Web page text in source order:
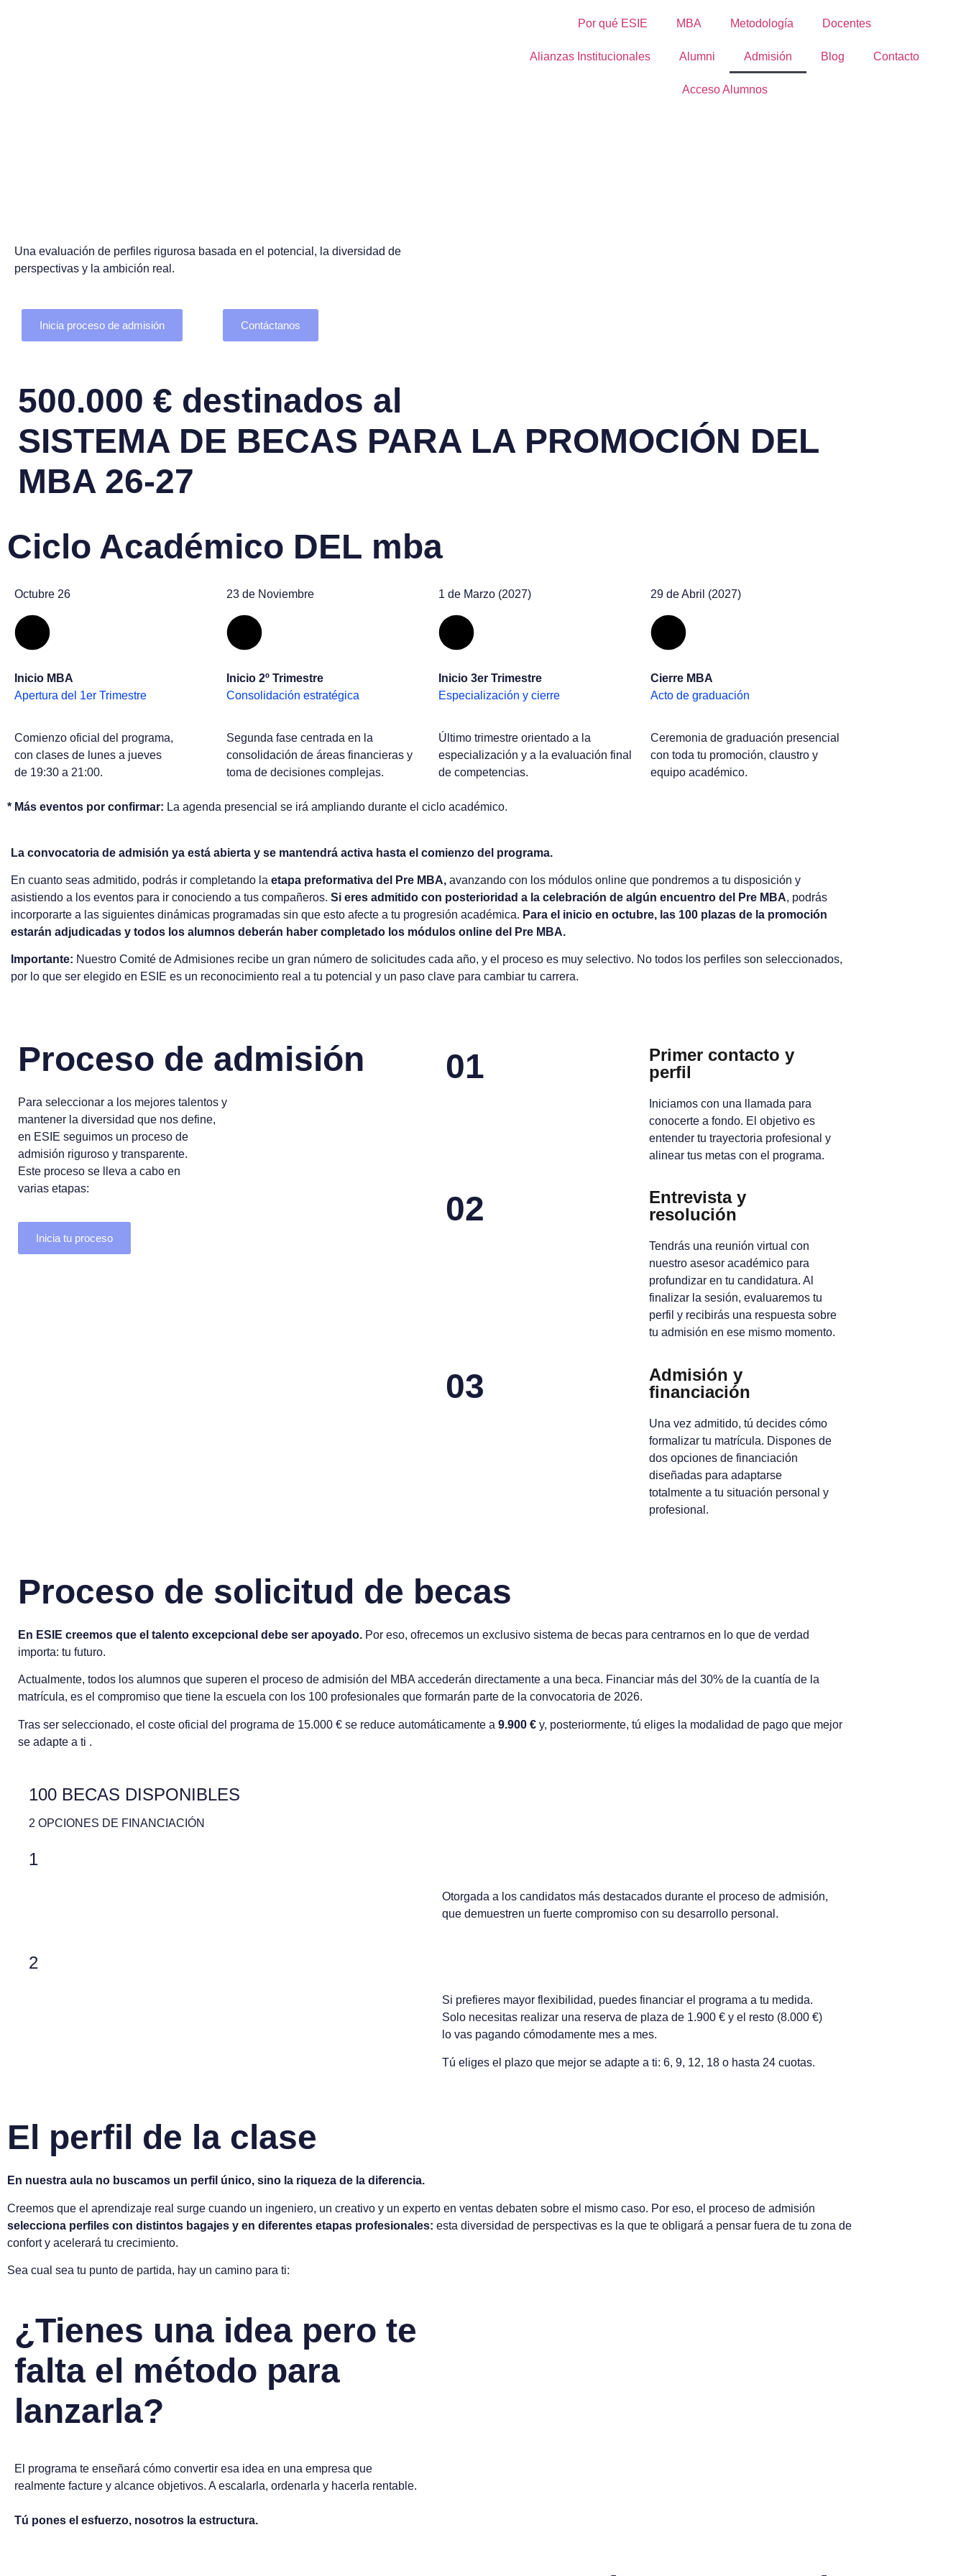
Por qué ESIE MBA Metodología Docentes
Alianzas Institucionales Alumni Admisión Blog Contacto
Acceso Alumnos
Una evaluación de perfiles rigurosa basada en el potencial, la diversidad de
perspectivas y la ambición real.
Inicia proceso de admisión Contáctanos
500.000 € destinados al
SISTEMA DE BECAS PARA LA PROMOCIÓN DEL
MBA 26-27
Ciclo Académico DEL mba
Octubre 26
Inicio MBA
Apertura del 1er Trimestre
Comienzo oficial del programa,
con clases de lunes a jueves
de 19:30 a 21:00.
23 de Noviembre
Inicio 2º Trimestre
Consolidación estratégica
Segunda fase centrada en la
consolidación de áreas financieras y
toma de decisiones complejas.
1 de Marzo (2027)
Inicio 3er Trimestre
Especialización y cierre
Último trimestre orientado a la
especialización y a la evaluación final
de competencias.
29 de Abril (2027)
Cierre MBA
Acto de graduación
Ceremonia de graduación presencial
con toda tu promoción, claustro y
equipo académico.
* Más eventos por confirmar: La agenda presencial se irá ampliando durante el ciclo académico.
La convocatoria de admisión ya está abierta y se mantendrá activa hasta el comienzo del programa.
En cuanto seas admitido, podrás ir completando la etapa preformativa del Pre MBA, avanzando con los módulos online que pondremos a tu disposición y
asistiendo a los eventos para ir conociendo a tus compañeros. Si eres admitido con posterioridad a la celebración de algún encuentro del Pre MBA, podrás
incorporarte a las siguientes dinámicas programadas sin que esto afecte a tu progresión académica. Para el inicio en octubre, las 100 plazas de la promoción
estarán adjudicadas y todos los alumnos deberán haber completado los módulos online del Pre MBA.
Importante: Nuestro Comité de Admisiones recibe un gran número de solicitudes cada año, y el proceso es muy selectivo. No todos los perfiles son seleccionados,
por lo que ser elegido en ESIE es un reconocimiento real a tu potencial y un paso clave para cambiar tu carrera.
Proceso de admisión
Para seleccionar a los mejores talentos y
mantener la diversidad que nos define,
en ESIE seguimos un proceso de
admisión riguroso y transparente.
Este proceso se lleva a cabo en
varias etapas:
Inicia tu proceso
01
Primer contacto y
perfil
Iniciamos con una llamada para
conocerte a fondo. El objetivo es
entender tu trayectoria profesional y
alinear tus metas con el programa.
02
Entrevista y
resolución
Tendrás una reunión virtual con
nuestro asesor académico para
profundizar en tu candidatura. Al
finalizar la sesión, evaluaremos tu
perfil y recibirás una respuesta sobre
tu admisión en ese mismo momento.
03
Admisión y
financiación
Una vez admitido, tú decides cómo
formalizar tu matrícula. Dispones de
dos opciones de financiación
diseñadas para adaptarse
totalmente a tu situación personal y
profesional.
Proceso de solicitud de becas
En ESIE creemos que el talento excepcional debe ser apoyado. Por eso, ofrecemos un exclusivo sistema de becas para centrarnos en lo que de verdad
importa: tu futuro.
Actualmente, todos los alumnos que superen el proceso de admisión del MBA accederán directamente a una beca. Financiar más del 30% de la cuantía de la
matrícula, es el compromiso que tiene la escuela con los 100 profesionales que formarán parte de la convocatoria de 2026.
Tras ser seleccionado, el coste oficial del programa de 15.000 € se reduce automáticamente a 9.900 € y, posteriormente, tú eliges la modalidad de pago que mejor
se adapte a ti .
100 BECAS DISPONIBLES
2 OPCIONES DE FINANCIACIÓN
1
Otorgada a los candidatos más destacados durante el proceso de admisión,
que demuestren un fuerte compromiso con su desarrollo personal.
2
Si prefieres mayor flexibilidad, puedes financiar el programa a tu medida.
Solo necesitas realizar una reserva de plaza de 1.900 € y el resto (8.000 €)
lo vas pagando cómodamente mes a mes.
Tú eliges el plazo que mejor se adapte a ti: 6, 9, 12, 18 o hasta 24 cuotas.
El perfil de la clase
En nuestra aula no buscamos un perfil único, sino la riqueza de la diferencia.
Creemos que el aprendizaje real surge cuando un ingeniero, un creativo y un experto en ventas debaten sobre el mismo caso. Por eso, el proceso de admisión
selecciona perfiles con distintos bagajes y en diferentes etapas profesionales: esta diversidad de perspectivas es la que te obligará a pensar fuera de tu zona de
confort y acelerará tu crecimiento.
Sea cual sea tu punto de partida, hay un camino para ti:
¿Tienes una idea pero te
falta el método para
lanzarla?
El programa te enseñará cómo convertir esa idea en una empresa que
realmente facture y alcance objetivos. A escalarla, ordenarla y hacerla rentable.
Tú pones el esfuerzo, nosotros la estructura.